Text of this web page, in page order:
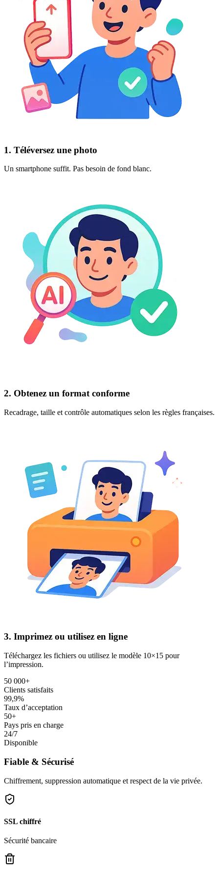
1. Téléversez une photo
Un smartphone suffit. Pas besoin de fond blanc.
2. Obtenez un format conforme
Recadrage, taille et contrôle automatiques selon les règles françaises.
3. Imprimez ou utilisez en ligne
Téléchargez les fichiers ou utilisez le modèle 10×15 pour
l’impression.
50 000+
Clients satisfaits
99,9%
Taux d’acceptation
50+
Pays pris en charge
24/7
Disponible
Fiable & Sécurisé
Chiffrement, suppression automatique et respect de la vie privée.
SSL chiffré
Sécurité bancaire